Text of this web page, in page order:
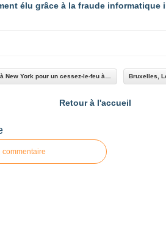
élu grâce à la fraude informatique
Retour à l'accueil
commentaire